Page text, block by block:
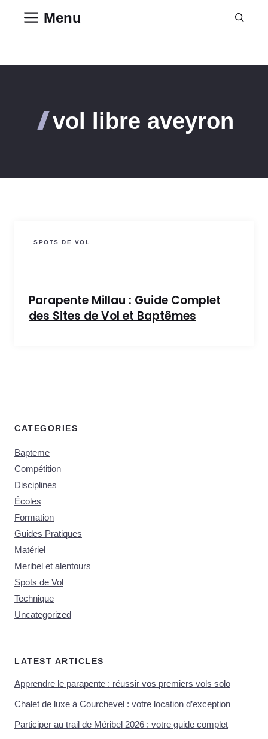
Menu
vol libre aveyron
SPOTS DE VOL
Parapente Millau : Guide Complet
des Sites de Vol et Baptêmes
CATEGORIES
Bapteme
Compétition
Disciplines
Écoles
Formation
Guides Pratiques
Matériel
Meribel et alentours
Spots de Vol
Technique
Uncategorized
LATEST ARTICLES
Apprendre le parapente : réussir vos premiers vols solo
Chalet de luxe à Courchevel : votre location d’exception
Participer au trail de Méribel 2026 : votre guide complet